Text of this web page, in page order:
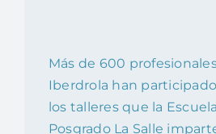
Más de 600
Iberdrola han
los talleres que la
Posgrado La Salle